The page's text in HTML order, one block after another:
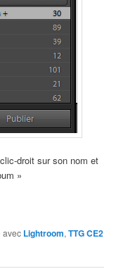
droit sur son nom et
»
avec Lightroom,TTG CE2